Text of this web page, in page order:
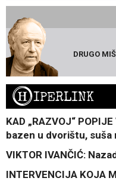
DRUGO
HIPERLINK
KAD „RAZVOJ“
bazen u dvorištu, suša
VIKTOR IVANČIĆ:
INTERVENCIJA KOJA